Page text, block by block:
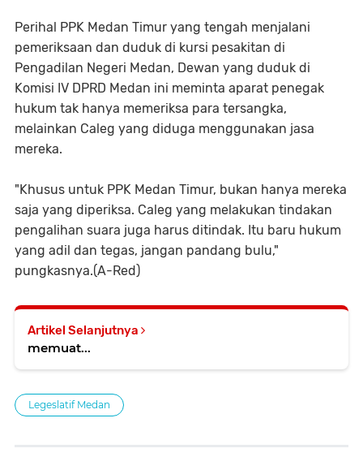
Perihal PPK Medan Timur yang tengah menjalani
pemeriksaan dan duduk di kursi pesakitan di
Pengadilan Negeri Medan, Dewan yang duduk di
Komisi IV DPRD Medan ini meminta aparat penegak
hukum tak hanya memeriksa para tersangka,
melainkan Caleg yang diduga menggunakan jasa
mereka.
"Khusus untuk PPK Medan Timur, bukan hanya mereka
saja yang diperiksa. Caleg yang melakukan tindakan
pengalihan suara juga harus ditindak. Itu baru hukum
yang adil dan tegas, jangan pandang bulu,"
pungkasnya.(A-Red)
Artikel Selanjutnya
memuat...
Legeslatif Medan